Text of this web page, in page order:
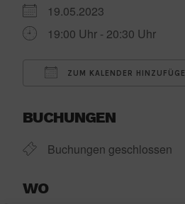
19.05.2023
19:00 Uhr - 20:30 Uhr
ZUM KALENDER
BUCHUNGEN
Buchungen geschlossen
WO